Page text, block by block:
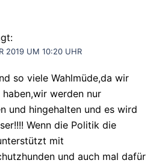
2019 UM 10:20 UHR
so viele Wahlmüde,da wir
werden nur
und hingehalten und es wird
Wenn die Politik die
mit
und auch mal dafür